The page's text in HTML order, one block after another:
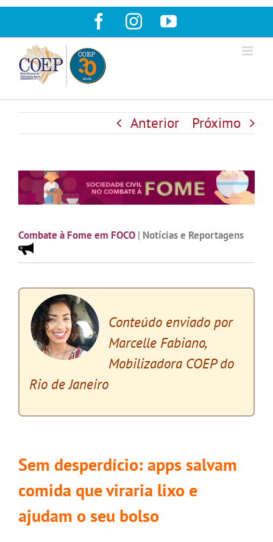
para
conteúdo
Facebook
InstagramYouTube
Anterior Próximo
Combate à Fome em FOCO | Notícias e Reportagens
Conteúdo enviado por
Marcelle Fabiano,
Mobilizadora COEP do
Rio de Janeirox
Sem desperdício: apps salvam
comida que viraria lixo e
ajudam o seu bolso